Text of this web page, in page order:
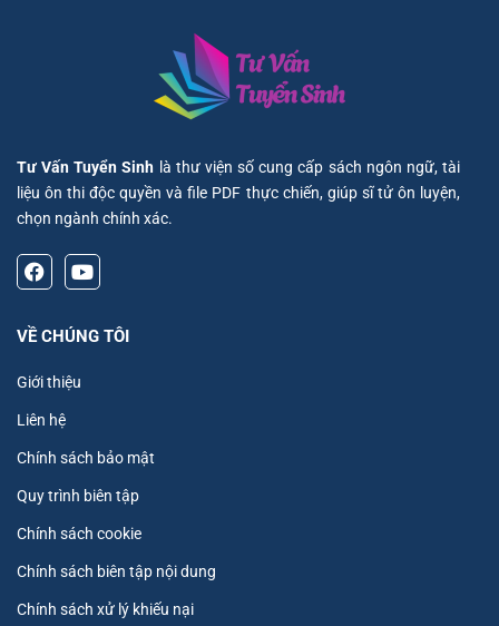
Tư Vấn Tuyển Sinh là thư viện số cung cấp sách ngôn ngữ, tài
liệu ôn thi độc quyền và file PDF thực chiến, giúp sĩ tử ôn luyện,
chọn ngành chính xác.
VỀ CHÚNG TÔI
Giới thiệu
Liên hệ
Chính sách bảo mật
Quy trình biên tập
Chính sách cookie
Chính sách biên tập nội dung
Chính sách xử lý khiếu nại